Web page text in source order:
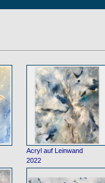
Acryl auf Leinwand
2022